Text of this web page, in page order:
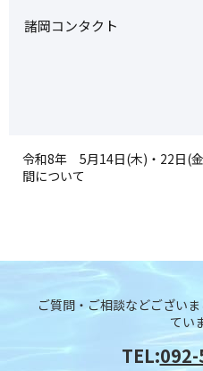
諸岡コンタクト
令和8年 5月14日(木)・22日(
間について
ご質問・ご相談などござい
てい
TEL: